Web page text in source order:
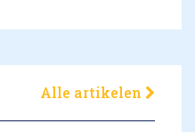
Alle artikelen